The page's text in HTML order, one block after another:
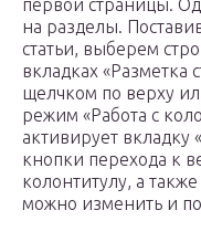
первой страницы.
на разделы.
статьи, выберем
вкладках
щелчком по верху
режим «Работа с
активирует вкладку
кнопки перехода к
колонтитулу, а
можно изменить и